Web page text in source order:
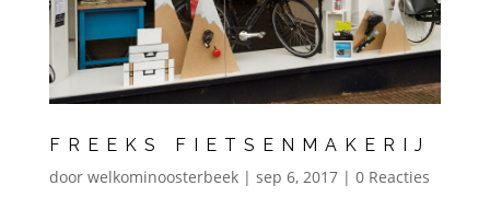
FREEKS FIETSENMAKERIJ
door welkominoosterbeek| sep 6, 2017| 0 Reacties